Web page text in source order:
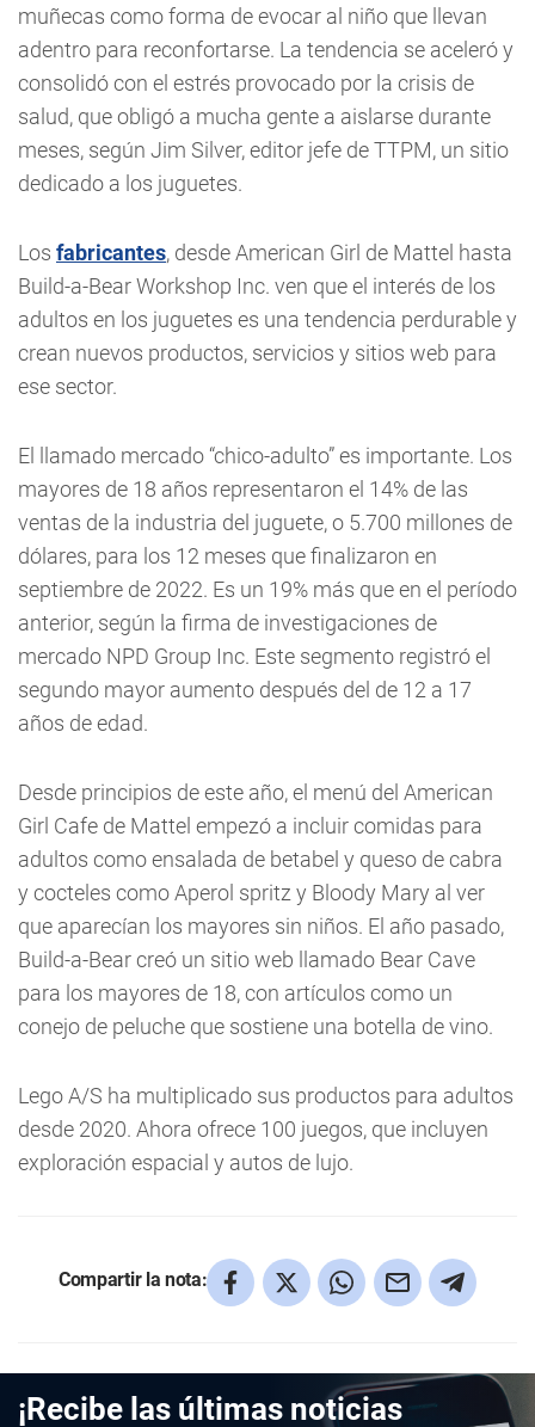
muñecas como forma de evocar al niño que llevan
adentro para reconfortarse. La tendencia se aceleró y
consolidó con el estrés provocado por la crisis de
salud, que obligó a mucha gente a aislarse durante
meses, según Jim Silver, editor jefe de TTPM, un sitio
dedicado a los juguetes.
Los fabricantes, desde American Girl de Mattel hasta
Build-a-Bear Workshop Inc. ven que el interés de los
adultos en los juguetes es una tendencia perdurable y
crean nuevos productos, servicios y sitios web para
ese sector.
El llamado mercado “chico-adulto” es importante. Los
mayores de 18 años representaron el 14% de las
ventas de la industria del juguete, o 5.700 millones de
dólares, para los 12 meses que finalizaron en
septiembre de 2022. Es un 19% más que en el período
anterior, según la firma de investigaciones de
mercado NPD Group Inc. Este segmento registró el
segundo mayor aumento después del de 12 a 17
años de edad.
Desde principios de este año, el menú del American
Girl Cafe de Mattel empezó a incluir comidas para
adultos como ensalada de betabel y queso de cabra
y cocteles como Aperol spritz y Bloody Mary al ver
que aparecían los mayores sin niños. El año pasado,
Build-a-Bear creó un sitio web llamado Bear Cave
para los mayores de 18, con artículos como un
conejo de peluche que sostiene una botella de vino.
Lego A/S ha multiplicado sus productos para adultos
desde 2020. Ahora ofrece 100 juegos, que incluyen
exploración espacial y autos de lujo.
Compartir la nota:
¡Recibe las últimas noticias